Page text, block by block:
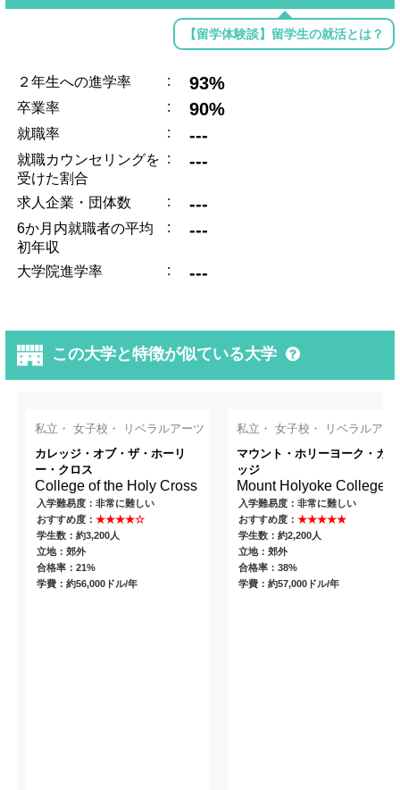
【留学体験談】留学生の就活とは？
２年生への進学率 : 93%
卒業率 : 90%
就職率 : ---
就職カウンセリングを
受けた割合
: ---
求人企業・団体数 : ---
6か月内就職者の平均
初年収
: ---
大学院進学率 : ---
この大学と特徴が似ている大学
私立・ 女子校・ リベラルアーツ
カレッジ・オブ・ザ・ホーリ
ー・クロス
College of the Holy Cross
入学難易度：非常に難しい
おすすめ度：★★★★☆
学生数：約3,200人
立地：郊外
合格率：21%
学費：約56,000ドル/年
私立・ 女子校・ リベラルアー
マウント・ホリーヨーク・カレ
ッジ
Mount Holyoke College
入学難易度：非常に難しい
おすすめ度： ★★★★★
学生数：約2,200人
立地：郊外
合格率：38%
学費：約57,000ドル/年